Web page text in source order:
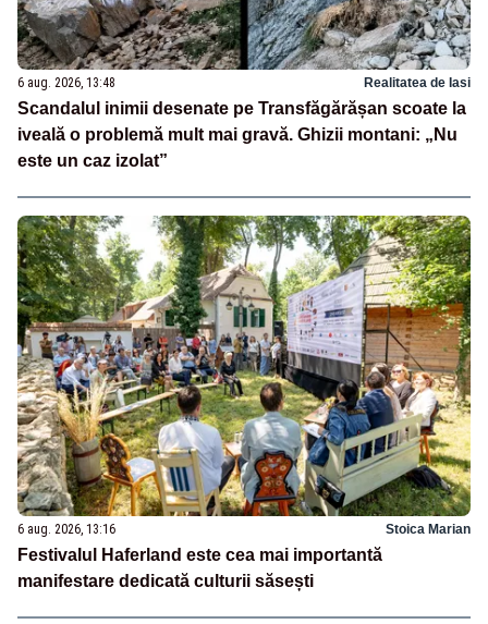
6 aug. 2026, 13:48 Realitatea de Iasi
Scandalul inimii desenate pe Transfăgărășan scoate la
iveală o problemă mult mai gravă. Ghizii montani: „Nu
este un caz izolat”
6 aug. 2026, 13:16 Stoica Marian
Festivalul Haferland este cea mai importantă
manifestare dedicată culturii săsești